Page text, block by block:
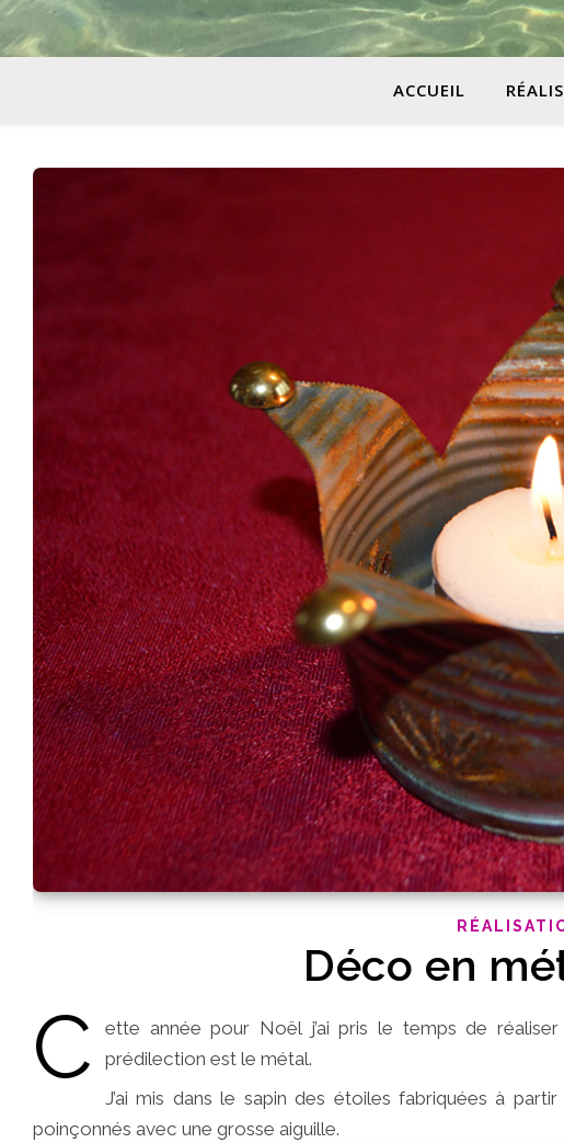
ACCUEIL
Déco en
C
ette année pour Noël j’ai pris le temps de
prédilection est le métal.
J’ai mis dans le sapin des étoiles fabriquées à
poinçonnés avec une grosse aiguille.